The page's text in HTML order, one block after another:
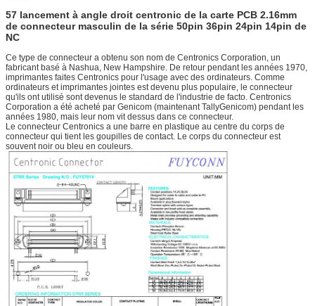
57 lancement à angle droit centronic de la carte PCB 2.16mm
de connecteur masculin de la série 50pin 36pin 24pin 14pin de
NC
Ce type de connecteur a obtenu son nom de Centronics Corporation, un
fabricant basé à Nashua, New Hampshire. De retour pendant les années 1970,
imprimantes faites Centronics pour l'usage avec des ordinateurs. Comme
ordinateurs et imprimantes jointes est devenu plus populaire, le connecteur
qu'ils ont utilisé sont devenus le standard de l'industrie de facto. Centronics
Corporation a été acheté par Genicom (maintenant TallyGenicom) pendant les
années 1980, mais leur nom vit dessus dans ce connecteur.
Le connecteur Centronics a une barre en plastique au centre du corps de
connecteur qui tient les goupilles de contact. Le corps du connecteur est
souvent noir ou bleu en couleurs.